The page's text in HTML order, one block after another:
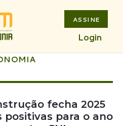
ASSINE
Login
fecha 2025
para o ano